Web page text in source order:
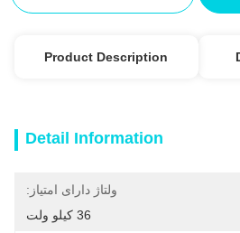
Product Description
Detail Information
ولتاژ دارای امتیاز:
36 کیلو ولت